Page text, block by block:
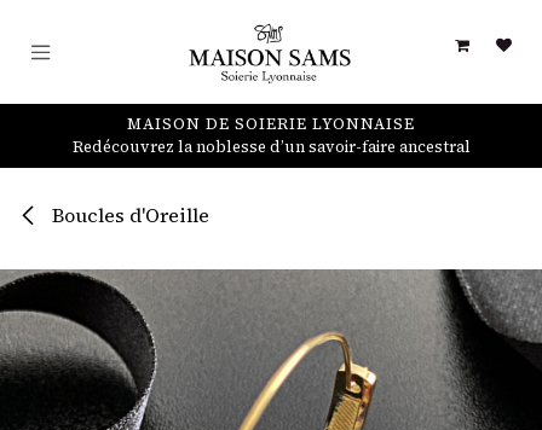
MAISON DE SOIERIE LYONNAISE
Redécouvrez la noblesse d’un savoir-faire ancestral
Boucles d'Oreille